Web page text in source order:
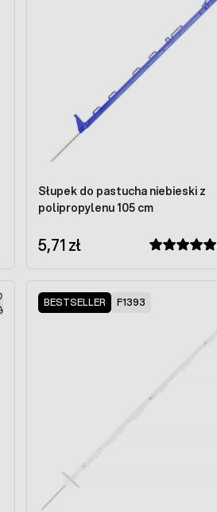
Słupek do pastucha niebieski z
polipropylenu 105 cm
5,71 zł
BESTSELLER F1393